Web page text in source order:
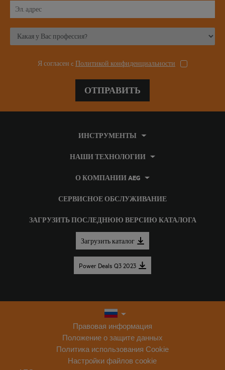
Я согласен c Политикой конфиденциальности
ОТПРАВИТЬ
ЗАГРУЗИТЬ ПОСЛЕДНЮЮ ВЕРСИЮ КАТАЛОГА
Загрузить каталог
Power Deals Q3 2023
ИНСТРУМЕНТЫ
НАШИ ТЕХНОЛОГИИ
О КОМПАНИИ AEG
СЕРВИСНОЕ ОБСЛУЖИВАНИЕ
Правовая информация
Положение о защите данных
Политика использования Cookie
Настройки файлов cookie